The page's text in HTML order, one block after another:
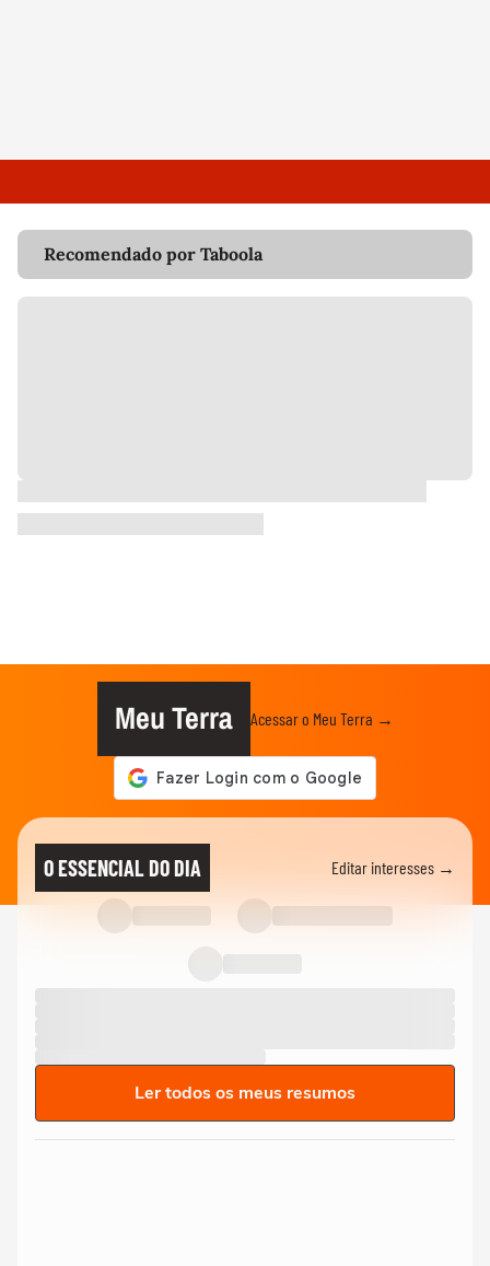
Recomendado por Taboola
Meu Terra Acessar o Meu Terra →
O ESSENCIAL DO DIA Editar interesses →
Ler todos os meus resumos